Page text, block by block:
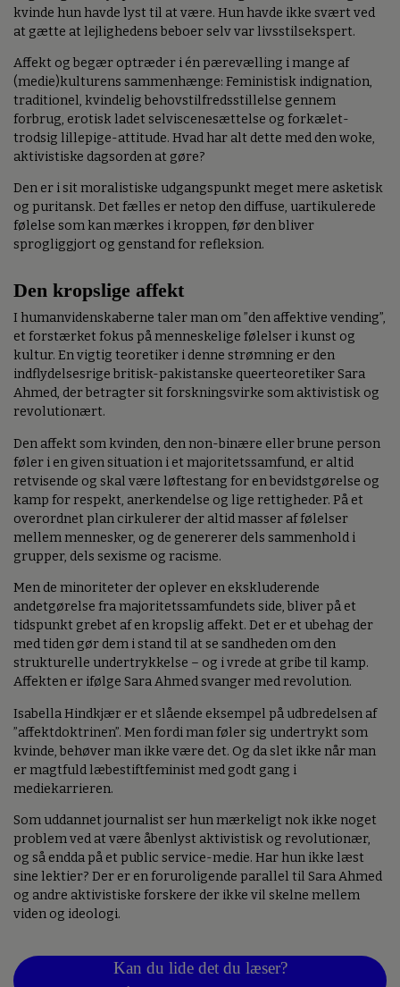
kvinde hun havde lyst til at være. Hun havde ikke svært ved
at gætte at lejlighedens beboer selv var livsstilsekspert.
Affekt og begær optræder i én pærevælling i mange af
(medie)kulturens sammenhænge: Feministisk indignation,
traditionel, kvindelig behovstilfredsstillelse gennem
forbrug, erotisk ladet selviscenesættelse og forkælet-
trodsig lillepige-attitude. Hvad har alt dette med den woke,
aktivistiske dagsorden at gøre?
Den er i sit moralistiske udgangspunkt meget mere asketisk
og puritansk. Det fælles er netop den diffuse, uartikulerede
følelse som kan mærkes i kroppen, før den bliver
sprogliggjort og genstand for refleksion.
Den kropslige affekt
I humanvidenskaberne taler man om ”den affektive vending”,
et forstærket fokus på menneskelige følelser i kunst og
kultur. En vigtig teoretiker i denne strømning er den
indflydelsesrige britisk-pakistanske queerteoretiker Sara
Ahmed, der betragter sit forskningsvirke som aktivistisk og
revolutionært.
Den affekt som kvinden, den non-binære eller brune person
føler i en given situation i et majoritetssamfund, er altid
retvisende og skal være løftestang for en bevidstgørelse og
kamp for respekt, anerkendelse og lige rettigheder. På et
overordnet plan cirkulerer der altid masser af følelser
mellem mennesker, og de genererer dels sammenhold i
grupper, dels sexisme og racisme.
Men de minoriteter der oplever en ekskluderende
andetgørelse fra majoritetssamfundets side, bliver på et
tidspunkt grebet af en kropslig affekt. Det er et ubehag der
med tiden gør dem i stand til at se sandheden om den
strukturelle undertrykkelse – og i vrede at gribe til kamp.
Affekten er ifølge Sara Ahmed svanger med revolution.
Isabella Hindkjær er et slående eksempel på udbredelsen af
”affektdoktrinen”. Men fordi man føler sig undertrykt som
kvinde, behøver man ikke være det. Og da slet ikke når man
er magtfuld læbestiftfeminist med godt gang i
mediekarrieren.
Som uddannet journalist ser hun mærkeligt nok ikke noget
problem ved at være åbenlyst aktivistisk og revolutionær,
og så endda på et public service-medie. Har hun ikke læst
sine lektier? Der er en foruroligende parallel til Sara Ahmed
og andre aktivistiske forskere der ikke vil skelne mellem
viden og ideologi.
Kan du lide det du læser?